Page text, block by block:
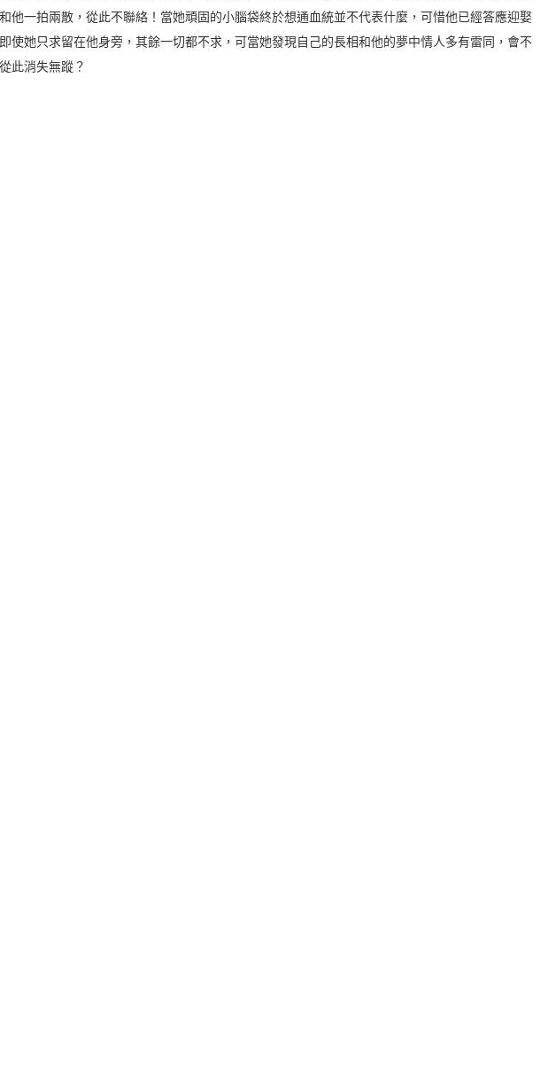
他一拍兩散，從此不聯絡！當她頑固的小腦袋終於想通血統並不代表什麼，可惜他已經答應迎娶
使她只求留在他身旁，其餘一切都不求，可當她發現自己的長相和他的夢中情人多有雷同，會不
此消失無蹤？